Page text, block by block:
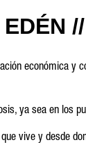
económica
ya sea en
vive y desde